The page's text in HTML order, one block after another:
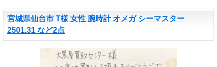
宮城県仙台市 T様 女性 腕時計 オメガ シーマスター
2501.31 など2点